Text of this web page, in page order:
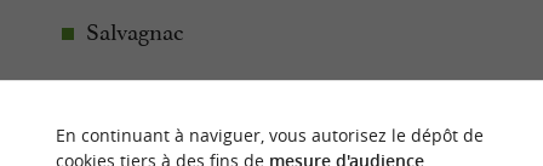
Salvagnac
En continuant à naviguer, vous autorisez le dépôt de
cookies tiers à des fins de mesure d'audience.